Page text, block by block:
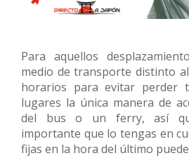
Para aquellos
medio de transporte distinto
horarios para evitar perder
lugares la única manera de
del bus o un ferry, así
importante que lo tengas en
fijas en la hora del último